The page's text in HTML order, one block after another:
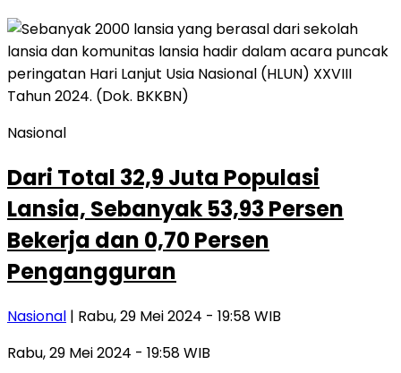
Nasional
Dari Total 32,9 Juta Populasi
Lansia, Sebanyak 53,93 Persen
Bekerja dan 0,70 Persen
Pengangguran
Nasional | Rabu, 29 Mei 2024 - 19:58 WIB
Rabu, 29 Mei 2024 - 19:58 WIB